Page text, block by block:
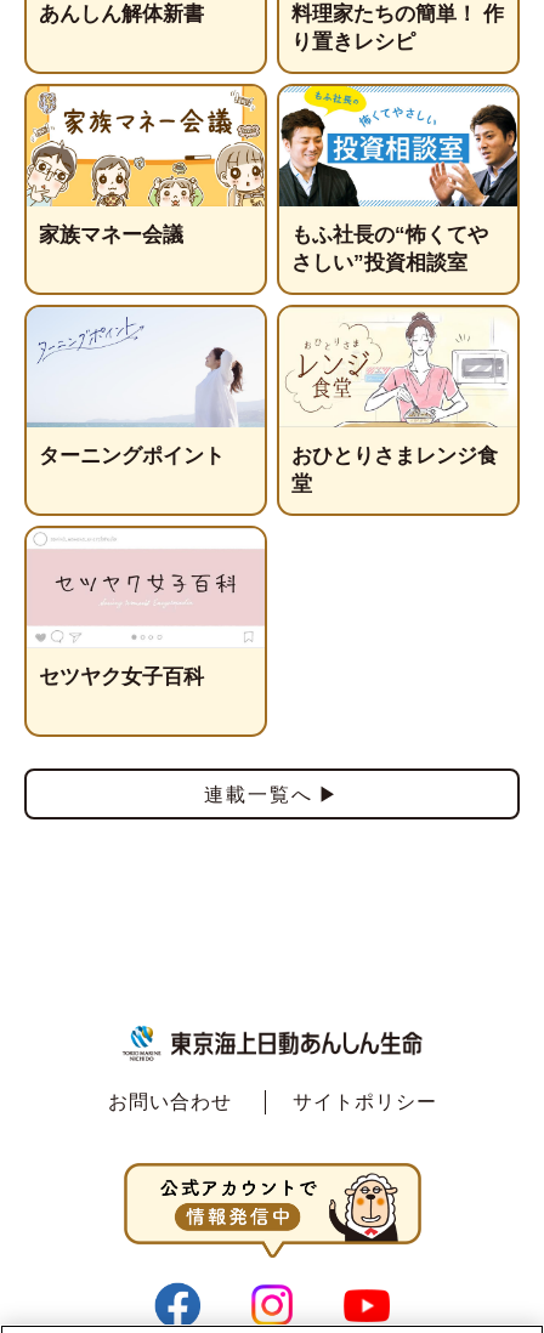
あんしん解体新書
料理家たちの簡単！ 作
り置きレシピ
家族マネー会議
もふ社長の“怖くてや
さしい”投資相談室
ターニングポイント
おひとりさまレンジ食
堂
セツヤク女子百科
連載一覧へ
お問い合わせ サイトポリシー